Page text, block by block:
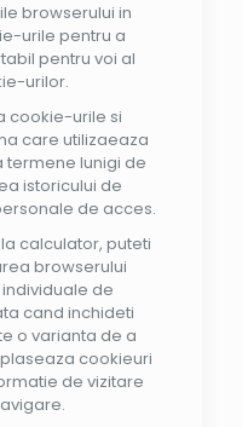
browserului in
urile pentru a
pentru voi al
urilor.
cookie-urile si
care utilizaeaza
termene lunigi de
istoricului de
de acces.
calculator, puteti
browserului
de
cand inchideti
o varianta de a
cookieuri
de vizitare